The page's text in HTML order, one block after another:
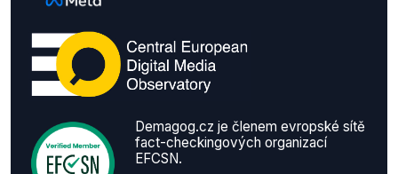
Demagog.cz je členem evropské sítě
fact-checkingových organizací
EFCSN.